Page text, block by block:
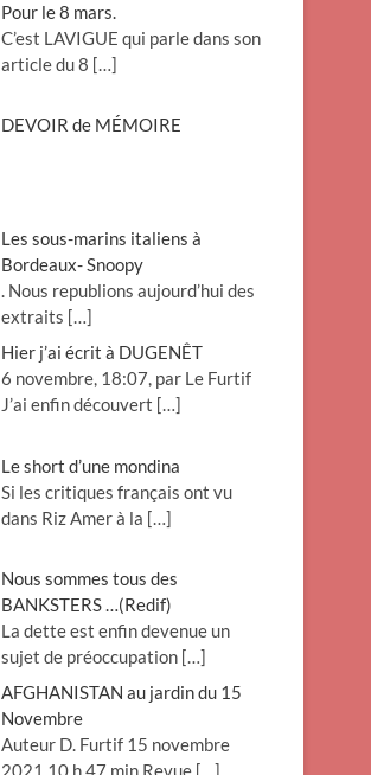
Pour le 8 mars.
C’est LAVIGUE qui parle dans son
article du 8 […]
DEVOIR de MÉMOIRE
Les sous-marins italiens à
Bordeaux- Snoopy
. Nous republions aujourd’hui des
extraits […]
Hier j’ai écrit à DUGENÊT
6 novembre, 18:07, par Le Furtif
J’ai enfin découvert […]
Le short d’une mondina
Si les critiques français ont vu
dans Riz Amer à la […]
Nous sommes tous des
BANKSTERS …(Redif)
La dette est enfin devenue un
sujet de préoccupation […]
AFGHANISTAN au jardin du 15
Novembre
Auteur D. Furtif 15 novembre
2021 10 h 47 min Revue […]